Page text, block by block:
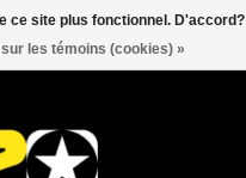
0 Articles - C$0.00
ce site plus fonctionnel. D'accord?
les témoins (cookies) »